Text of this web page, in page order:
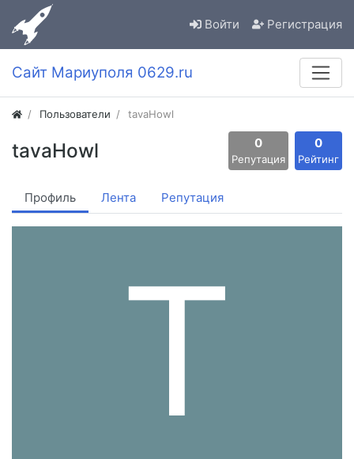
Войти Регистрация
Сайт Мариуполя 0629.ru
Пользователи tavaHowl
tavaHowl 0
Репутация
0
Рейтинг
Профиль Лента Репутация
T